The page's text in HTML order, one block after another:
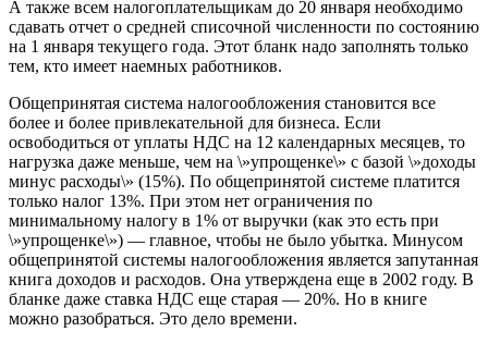
А также всем налогоплательщикам до 20 января необходимо
сдавать отчет о средней списочной численности по состоянию
на 1 января текущего года. Этот бланк надо заполнять только
тем, кто имеет наемных работников.
Общепринятая система налогообложения становится все
более и более привлекательной для бизнеса. Если
освободиться от уплаты НДС на 12 календарных месяцев, то
нагрузка даже меньше, чем на \»упрощенке\» с базой \»доходы
минус расходы\» (15%). По общепринятой системе платится
только налог 13%. При этом нет ограничения по
минимальному налогу в 1% от выручки (как это есть при
\»упрощенке\») — главное, чтобы не было убытка. Минусом
общепринятой системы налогообложения является запутанная
книга доходов и расходов. Она утверждена еще в 2002 году. В
бланке даже ставка НДС еще старая — 20%. Но в книге
можно разобраться. Это дело времени.